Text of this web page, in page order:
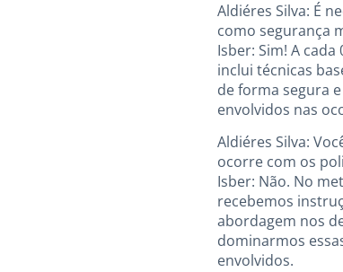
Aldiéres Silva: É
como segurança
Isber: Sim! A
inclui técnicas
de forma segura
envolvidos nas
Aldiéres Silva:
ocorre com os
Isber: Não. No
recebemos
abordagem nos
dominarmos
envolvidos.